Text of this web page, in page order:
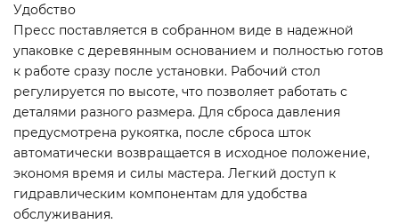
Удобство
Пресс поставляется в собранном виде в надежной
упаковке с деревянным основанием и полностью готов
к работе сразу после установки. Рабочий стол
регулируется по высоте, что позволяет работать с
деталями разного размера. Для сброса давления
предусмотрена рукоятка, после сброса шток
автоматически возвращается в исходное положение,
экономя время и силы мастера. Легкий доступ к
гидравлическим компонентам для удобства
обслуживания.